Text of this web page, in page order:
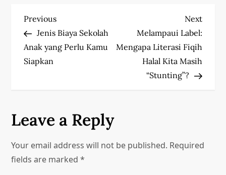
P
o
s
a
v
Previous
Post
Previous
Jenis Biaya Sekolah
Anak yang Perlu Kamu
Siapkan
Next
Post
Next
Melampaui Label:
Mengapa Literasi Fiqih
Halal Kita Masih
“Stunting”?
Leave a Reply
Your email address will not be published. Required
fields are marked*